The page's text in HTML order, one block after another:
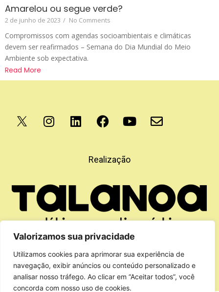
Valorizamos sua privacidade
Utilizamos cookies para aprimorar sua experiência de
navegação, exibir anúncios ou conteúdo personalizado e
analisar nosso tráfego. Ao clicar em “Aceitar todos”, você
concorda com nosso uso de cookies.
Amarelou ou segue verde?
2 de junho de 2023 / No Comments
Compromissos com agendas socioambientais e climáticas
devem ser reafirmados – Semana do Dia Mundial do Meio
Ambiente sob expectativa.
Read More
Realização